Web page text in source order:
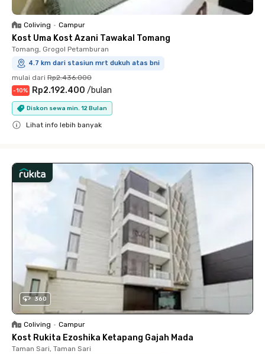
Coliving • Campur
Kost Uma Kost Azani Tawakal Tomang
Tomang, Grogol Petamburan
4.7 km dari stasiun mrt dukuh atas bni
mulai dari Rp2.436.000
-10% Rp2.192.400 /bulan
Diskon sewa min. 12 Bulan
Lihat info lebih banyak
360
Coliving • Campur
Kost Rukita Ezoshika Ketapang Gajah Mada
Taman Sari, Taman Sari